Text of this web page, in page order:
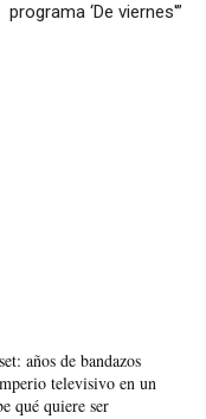
programa ‘De viernes'”
años de bandazos
televisivo en un
qué quiere ser